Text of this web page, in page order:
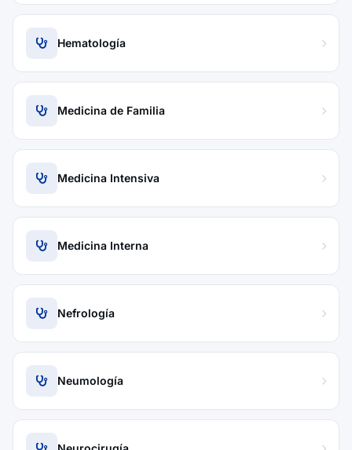
Hematología
Medicina de Familia
Medicina Intensiva
Medicina Interna
Nefrología
Neumología